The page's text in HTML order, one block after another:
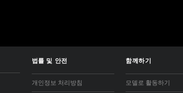
법률 및 안전
개인정보 처리방침
함께하기
모델로 활동하기